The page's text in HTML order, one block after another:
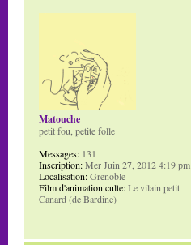
Matouche
petit fou, petite folle
Messages: 131
Inscription:Mer Juin 27, 2012 4:19 pm
Localisation:Grenoble
Film d'animation culte:Le vilain petit
Canard (de Bardine)